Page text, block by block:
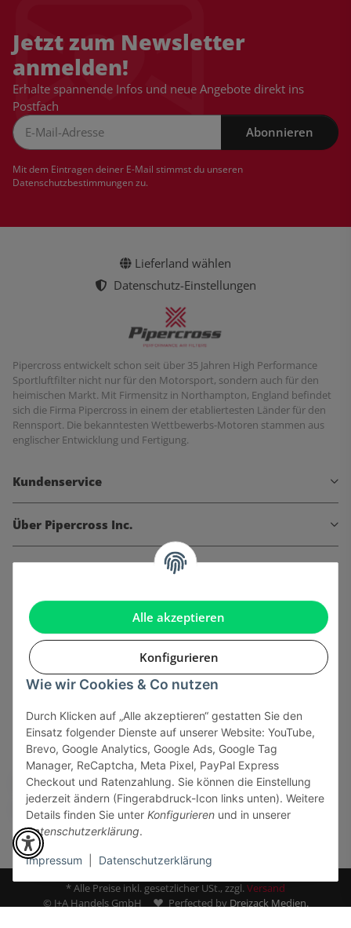
Alle akzeptieren
Konfigurieren
Wie wir Cookies & Co nutzen
Durch Klicken auf „Alle akzeptieren“ gestatten Sie den
Einsatz folgender Dienste auf unserer Website: YouTube,
Brevo, Google Analytics, Google Ads, Google Tag
Manager, ReCaptcha, Meta Pixel, PayPal Express
Checkout und Ratenzahlung. Sie können die Einstellung
jederzeit ändern (Fingerabdruck-Icon links unten). Weitere
Details finden Sie unter Konfigurieren und in unserer
Datenschutzerklärung.
Impressum Datenschutzerklärung
Jetzt zum Newsletter
anmelden!
Erhalte spannende Infos und neue Angebote direkt ins
Postfach
Abonnieren
Mit dem Eintragen deiner E-Mail stimmst du unseren
Datenschutzbestimmungenzu.
Lieferland wählen
Datenschutz-Einstellungen
Pipercross entwickelt schon seit über 35 Jahren High Performance
Sportluftfilter nicht nur für den Motorsport, sondern auch für den
heimischen Markt. Mit Firmensitz in Northampton, England befindet
sich die Firma Pipercross in einem der etabliertesten Länder für den
Rennsport. Die bekanntesten Wettbewerbs-Motoren stammen aus
englischer Entwicklung und Fertigung.
Kundenservice
Über Pipercross Inc.
Informationen
Gesetzliche Informationen
Sicher bezahlen via:
* Alle Preise inkl. gesetzlicher USt., zzgl.Versand
© J+A Handels GmbH
Perfected by Dreizack Medien.